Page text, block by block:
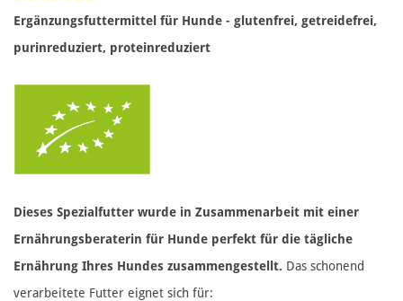
Ergänzungsfuttermittel für Hunde - glutenfrei, getreidefrei,
purinreduziert, proteinreduziert
Dieses Spezialfutter wurde in Zusammenarbeit mit einer
Ernährungsberaterin für Hunde perfekt für die tägliche
Ernährung Ihres Hundes zusammengestellt. Das schonend
verarbeitete Futter eignet sich für: